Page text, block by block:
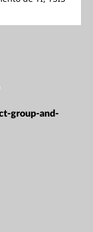
group-and-